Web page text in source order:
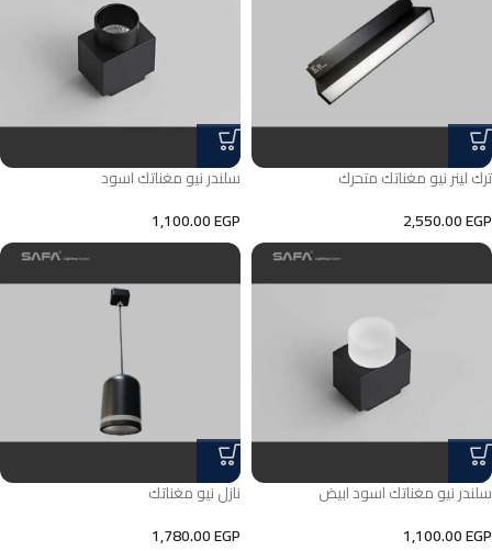
ترك لينر نيو مغناتك متحرك
2,550.00EGP
سلندر نيو مغناتك اسود
1,100.00EGP
سلندر نيو مغناتك اسود ابيض
1,100.00EGP
نازل نيو مغناتك
1,780.00EGP